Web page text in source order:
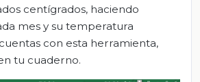
centígrados, haciendo
mes y su temperatura
con esta herramienta,
tu cuaderno.